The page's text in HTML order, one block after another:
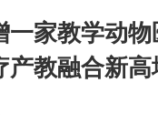
一家教学动
产教融合新高